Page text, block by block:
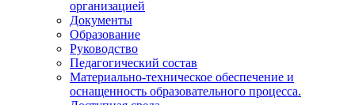
организацией
Документы
Образование
Руководство
Педагогический состав
Материально-техническое обеспечение и
оснащенность образовательного процесса.